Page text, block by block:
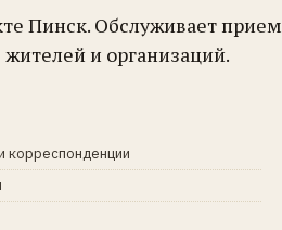
Пинск. Обслуживает прием
и организаций.
корреспонденции